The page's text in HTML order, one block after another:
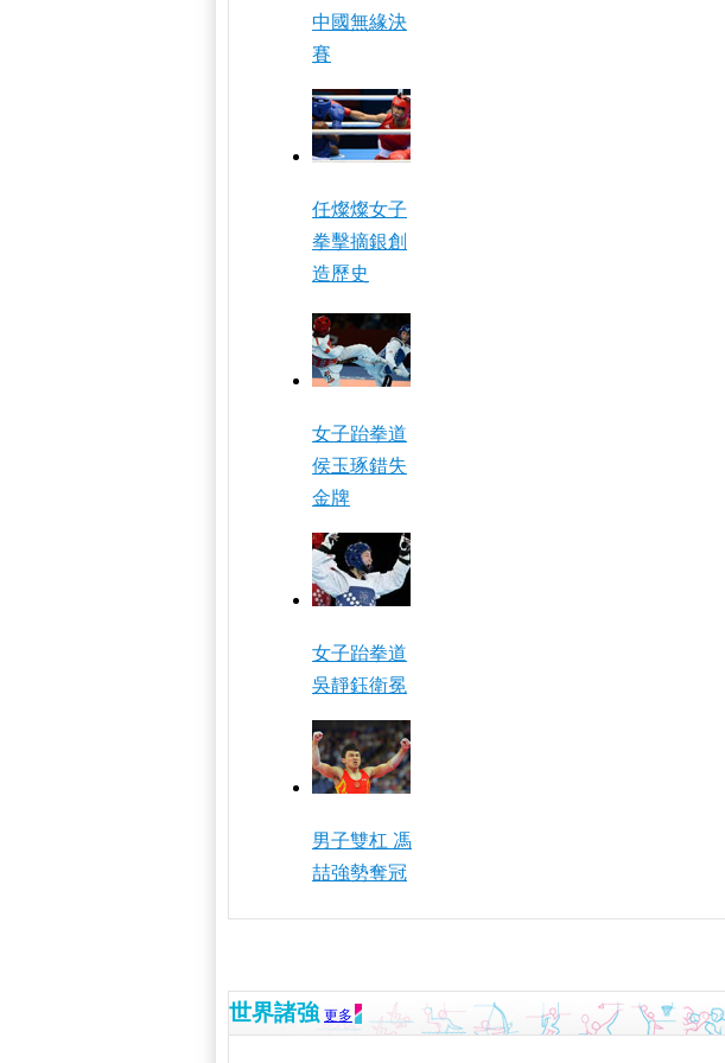
中國無緣決
賽
任燦燦女子
拳擊摘銀創
造歷史
女子跆拳道
侯玉琢錯失
金牌
女子跆拳道
吳靜鈺衛冕
男子雙杠 馮
喆強勢奪冠
世界諸強 更多